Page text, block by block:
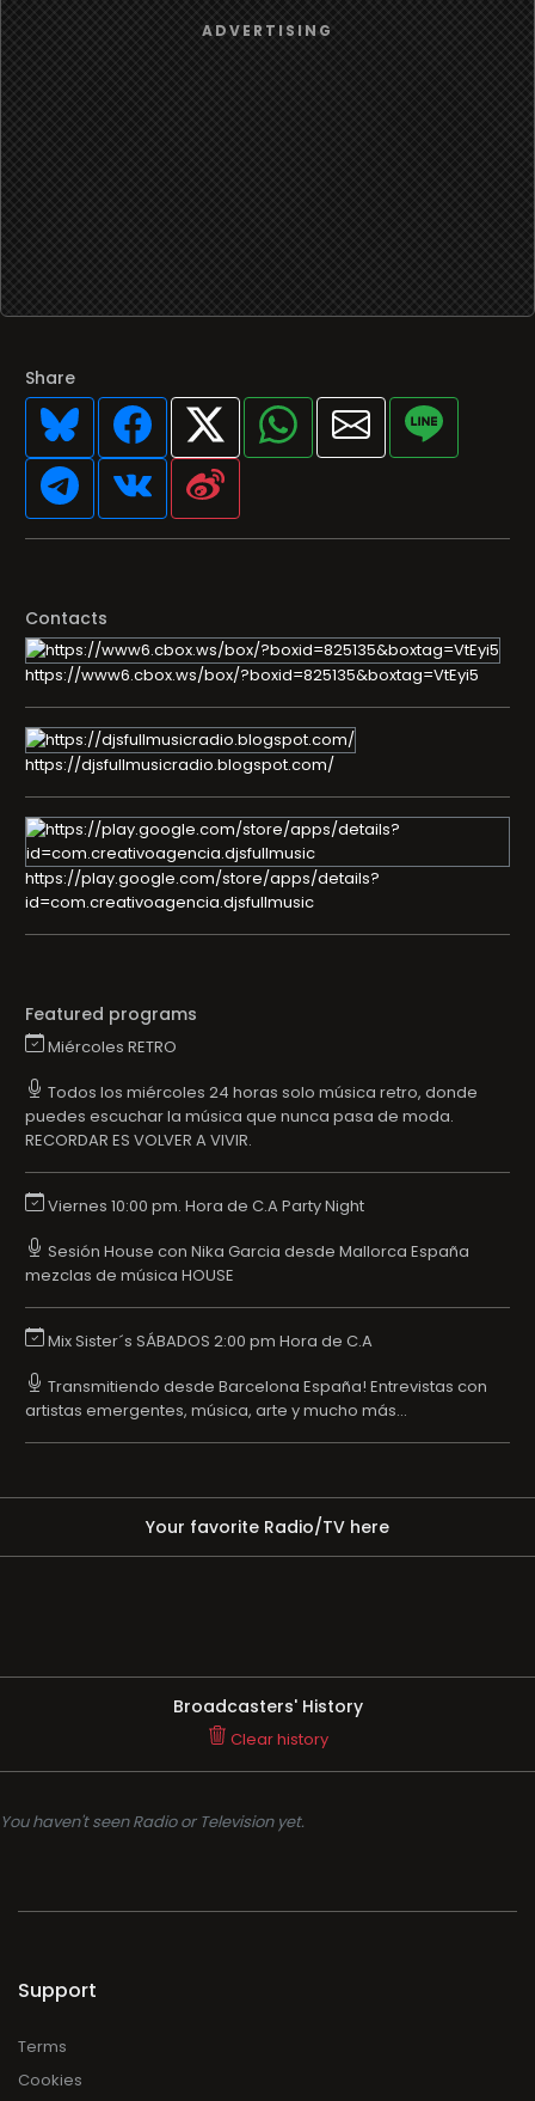
Share
Contacts
https://www6.cbox.ws/box/?boxid=825135&boxtag=VtEyi5
https://djsfullmusicradio.blogspot.com/
https://play.google.com/store/apps/details?
id=com.creativoagencia.djsfullmusic
Featured programs
Miércoles RETRO
Todos los miércoles 24 horas solo música retro, donde
puedes escuchar la música que nunca pasa de moda.
RECORDAR ES VOLVER A VIVIR.
Viernes 10:00 pm. Hora de C.A Party Night
Sesión House con Nika Garcia desde Mallorca España
mezclas de música HOUSE
Mix Sister´s SÁBADOS 2:00 pm Hora de C.A
Transmitiendo desde Barcelona España! Entrevistas con
artistas emergentes, música, arte y mucho más...
Your favorite Radio/TV here
Broadcasters' History
Clear history
You haven't seen Radio or Television yet.
Support
Terms
Cookies